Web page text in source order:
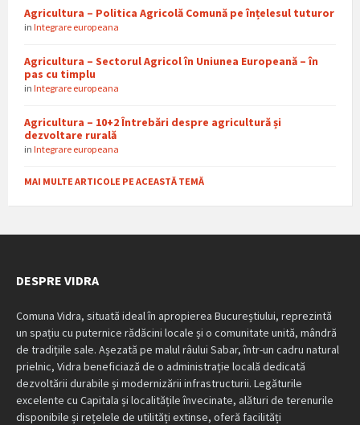
Agricultura – Politica Agricolă Comună pe înțelesul tuturor
in Integrare europeana
Agricultura – Sectorul Agricol în Uniunea Europeană – în
pas cu timplu
in Integrare europeana
Agricultura – 10+2 Întrebări despre agricultură și
dezvoltare rurală
in Integrare europeana
MAI MULTE ARTICOLE PE ACEASTĂ TEMĂ
DESPRE VIDRA
Comuna Vidra, situată ideal în apropierea Bucureștiului, reprezintă
un spațiu cu puternice rădăcini locale și o comunitate unită, mândră
de tradițiile sale. Așezată pe malul râului Sabar, într-un cadru natural
prielnic, Vidra beneficiază de o administrație locală dedicată
dezvoltării durabile și modernizării infrastructurii. Legăturile
excelente cu Capitala și localitățile învecinate, alături de terenurile
disponibile și rețelele de utilități extinse, oferă facilități